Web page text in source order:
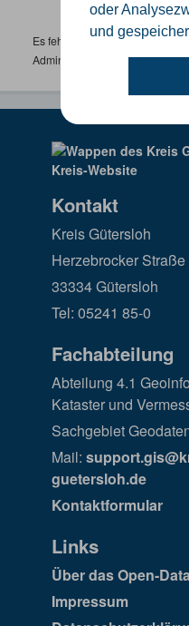
oder
und
Es fehlen spezifische
Administrator unter:
Kontakt
Kreis Gütersloh
Herzebrocker Straße
33334 Gütersloh
Tel: 05241 85-0
Fachabteilung
Abteilung 4.1
Kataster und
Sachgebiet
Mail:
guetersloh.de
Kontaktformular
Links
Über das Open-
Impressum